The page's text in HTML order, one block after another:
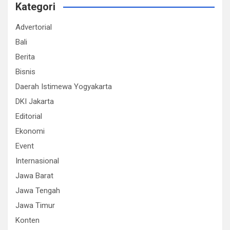
Kategori
Advertorial
Bali
Berita
Bisnis
Daerah Istimewa Yogyakarta
DKI Jakarta
Editorial
Ekonomi
Event
Internasional
Jawa Barat
Jawa Tengah
Jawa Timur
Konten